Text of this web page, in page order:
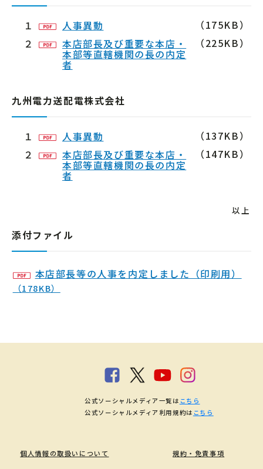
１ 人事異動
（175KB）
２
本店部長及び重要な本店・
本部等直轄機関の長の内定
者
（225KB）
九州電力送配電株式会社
１ 人事異動
（137KB）
２
本店部長及び重要な本店・
本部等直轄機関の長の内定
者
（147KB）
以上
添付ファイル
本店部長等の人事を内定しました（印刷用）
（178KB）
個人情報の取扱いについて 規約・免責事項
公式ソーシャルメディア一覧は こちら
公式ソーシャルメディア利用規約は こちら